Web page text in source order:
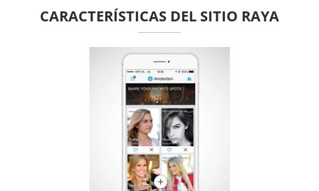
CARACTERÍSTICAS DEL SITIO RAYA